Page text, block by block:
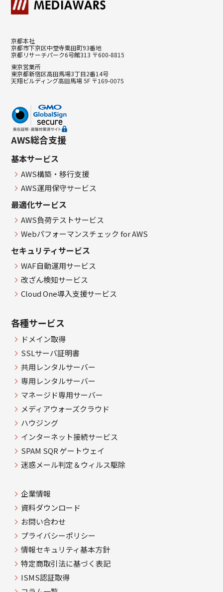
京都本社
京都市下京区中堂寺粟田町93番地
京都リサーチパーク6号館313 〒600-8815
東京営業所
東京都新宿区高田馬場3丁目2番14号
天翔ビルディング高田馬場 5F 〒169-0075
AWS総合支援
基本サービス
AWS構築・移行支援
AWS運用保守サービス
最適化サービス
AWS負荷テストサービス
Webパフォーマンスチェック for AWS
セキュリティサービス
WAF自動運用サービス
改ざん検知サービス
Cloud One導入支援サービス
各種サービス
ドメイン取得
SSLサーバ証明書
共用レンタルサーバー
専用レンタルサーバー
マネージド専用サーバー
メディアウォーズクラウド
ハウジング
インターネット接続サービス
SPAM SQR ゲートウェイ
迷惑メール判定＆ウィルス駆除
企業情報
資料ダウンロード
お問い合わせ
プライバシーポリシー
情報セキュリティ基本方針
特定商取引法に基づく表記
ISMS認証取得